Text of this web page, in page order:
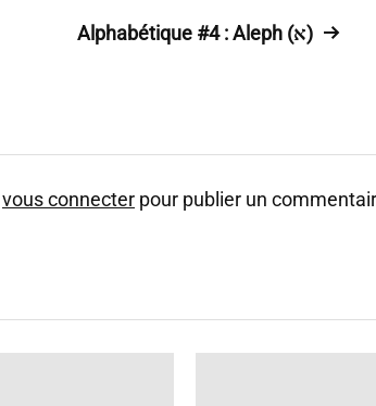
Alphabétique #4 : Aleph (א)
vous connecter pour publier un